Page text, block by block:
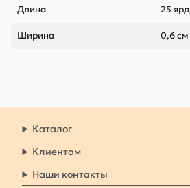
Длина 25 ярд
Ширина 0,6 см
Каталог
Клиентам
Наши контакты